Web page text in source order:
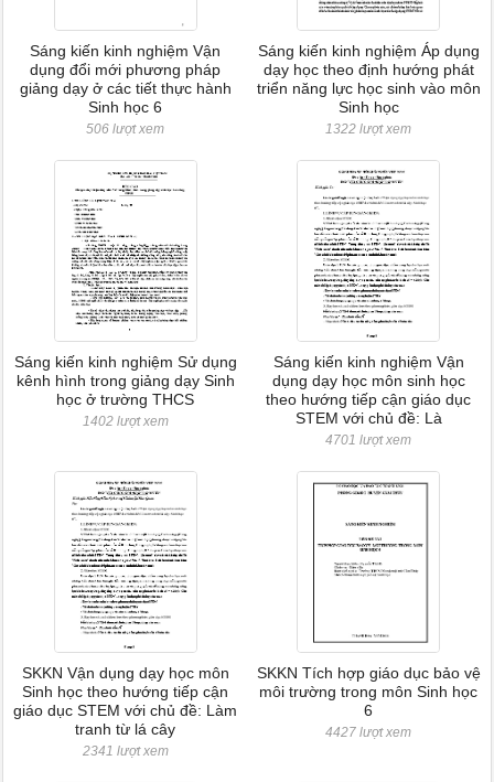
Sáng kiến kinh nghiệm Vận
dụng đổi mới phương pháp
giảng dạy ở các tiết thực hành
Sinh học 6
506 lượt xem
Sáng kiến kinh nghiệm Áp dụng
dạy học theo định hướng phát
triển năng lực học sinh vào môn
Sinh học
1322 lượt xem
Sáng kiến kinh nghiệm Sử dụng
kênh hình trong giảng dạy Sinh
học ở trường THCS
1402 lượt xem
Sáng kiến kinh nghiệm Vận
dụng dạy học môn sinh học
theo hướng tiếp cận giáo dục
STEM với chủ đề: Là
4701 lượt xem
SKKN Vận dụng dạy học môn
Sinh học theo hướng tiếp cận
giáo dục STEM với chủ đề: Làm
tranh từ lá cây
2341 lượt xem
SKKN Tích hợp giáo dục bảo vệ
môi trường trong môn Sinh học
6
4427 lượt xem